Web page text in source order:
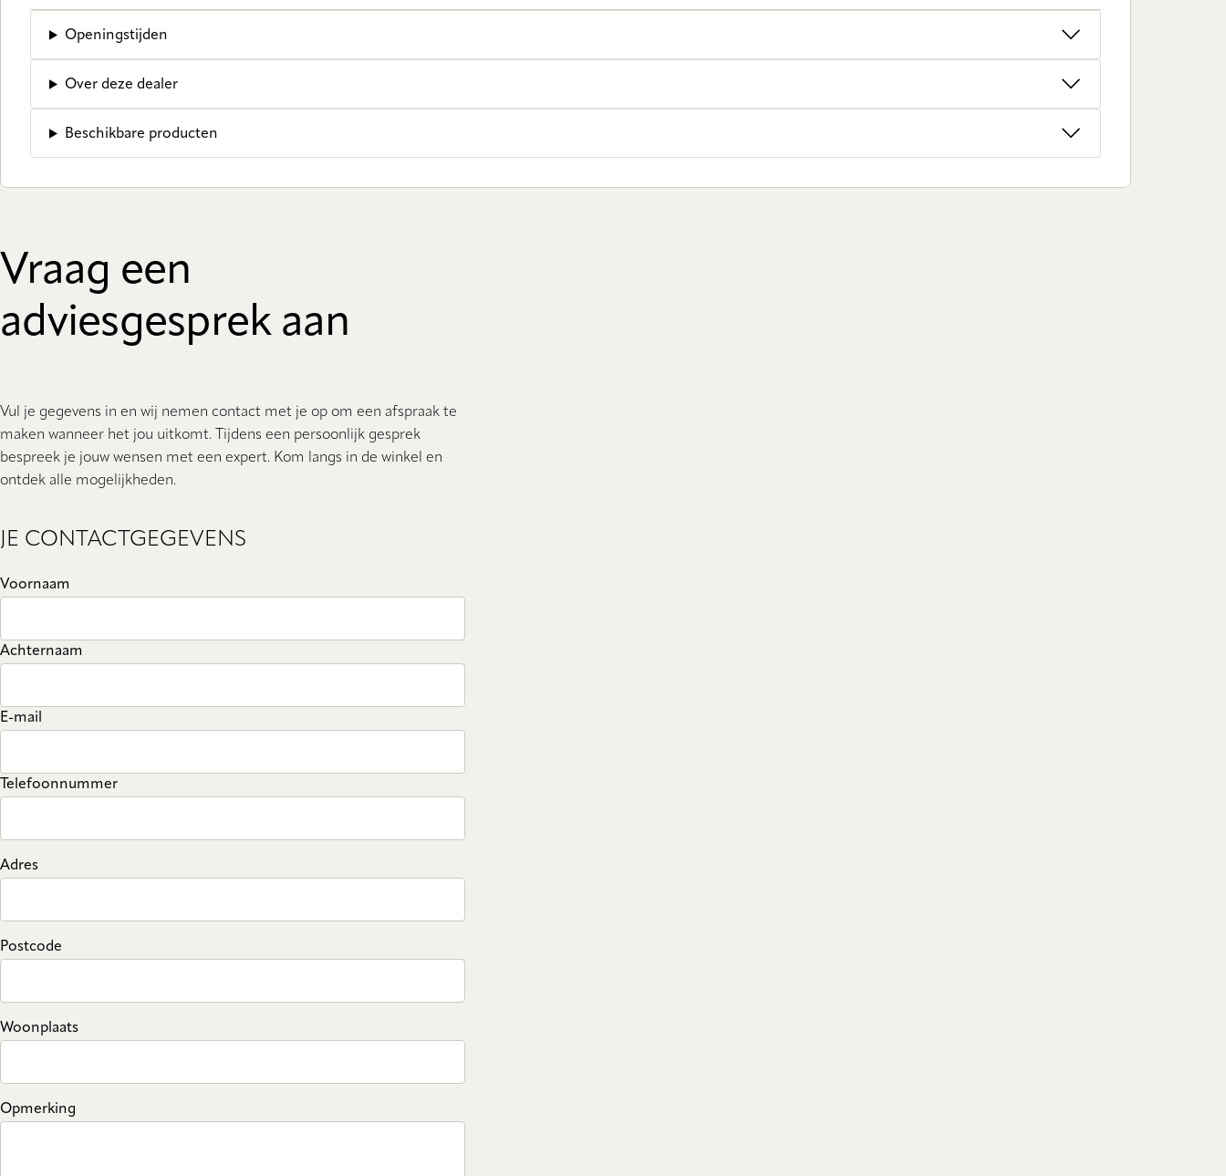
Openingstijden
Over deze dealer
Beschikbare producten
Vraag een
adviesgesprek aan
Vul je gegevens in en wij nemen contact met je op om een afspraak te
maken wanneer het jou uitkomt. Tijdens een persoonlijk gesprek
bespreek je jouw wensen met een expert. Kom langs in de winkel en
ontdek alle mogelijkheden.
JE CONTACTGEGEVENS
Voornaam
Achternaam
E-mail
Telefoonnummer
Adres
Postcode
Woonplaats
Opmerking